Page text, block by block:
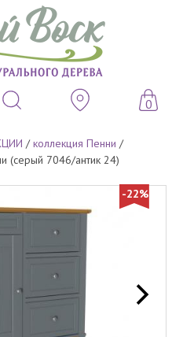
0
/коллекция Пенни /
(серый 7046/антик 24)
-22%